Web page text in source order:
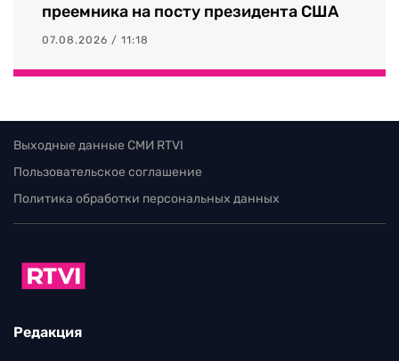
преемника на посту президента США
07.08.2026 / 11:18
Выходные данные СМИ RTVI
Пользовательское соглашение
Политика обработки персональных данных
Редакция